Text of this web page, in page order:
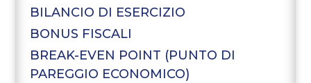
BILANCIO DI ESERCIZIO
BONUS FISCALI
BREAK-EVEN POINT (PUNTO DI
PAREGGIO ECONOMICO)